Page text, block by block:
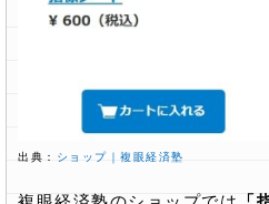
出典： ショップ｜複眼経済塾